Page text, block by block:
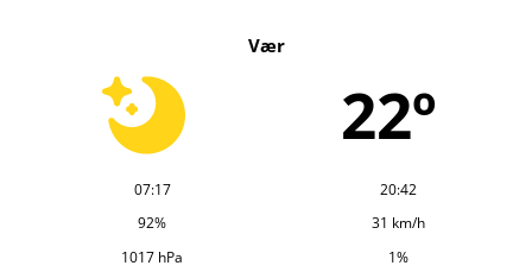
Vær
22º
07:17
20:42
92%
31 km/h
1017 hPa
1%